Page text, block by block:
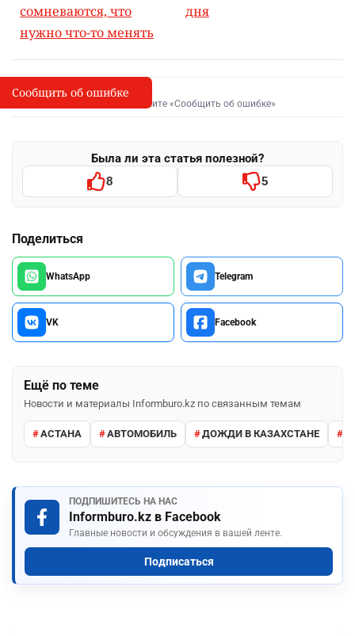
сомневаются, что
нужно что-то менять
дня
I
Сообщить об опечатке
Выделите фрагмент и нажмите «Сообщить об ошибке»
Была ли эта статья полезной?
8 5
Поделиться
WhatsApp Telegram
VK Facebook
Ещё по теме
Новости и материалы Informburo.kz по связанным темам
АСТАНА АВТОМОБИЛЬ ДОЖДИ В КАЗАХСТАНЕ
ПОДПИШИТЕСЬ НА НАС
Informburo.kz в Facebook
Главные новости и обсуждения в вашей ленте.
Подписаться
Сообщить об ошибке